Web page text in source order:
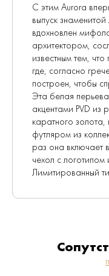
С этим Aurora
выпуск
вдохновлен
архитектором,
известным тем,
где, согласно
построен, чтобы
Эта белая
акцентами PVD из
каратного золота,
футляром из
раз она включает
чехол с логотипом
Лимитированный